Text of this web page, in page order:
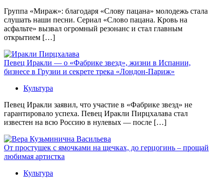
Группа «Мираж»: благодаря «Слову пацана» молодежь стала
слушать наши песни. Сериал «Слово пацана. Кровь на
асфальте» вызвал огромный резонанс и стал главным
открытием […]
Певец Иракли — о «Фабрике звезд», жизни в Испании,
бизнесе в Грузии и секрете трека «Лондон-Париж»
Культура
Певец Иракли заявил, что участие в «Фабрике звезд» не
гарантировало успеха. Певец Иракли Пирцхалава стал
известен на всю Россию в нулевых — после […]
От простушек с ямочками на щечках, до герцогинь – прощай
любимая артистка
Культура